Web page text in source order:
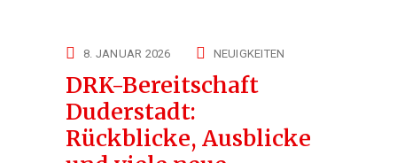
8. JANUAR 2026 NEUIGKEITEN
DRK-Bereitschaft
Duderstadt:
Rückblicke, Ausblicke